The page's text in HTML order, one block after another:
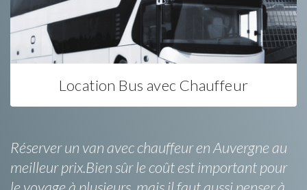
Location Bus avec Chauffeur
Réserver un van avec chauffeur en Auvergne au
meilleur prix.Bien sûr le coût est important pour